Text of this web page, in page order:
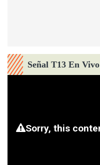
Señal T13 En Vivo